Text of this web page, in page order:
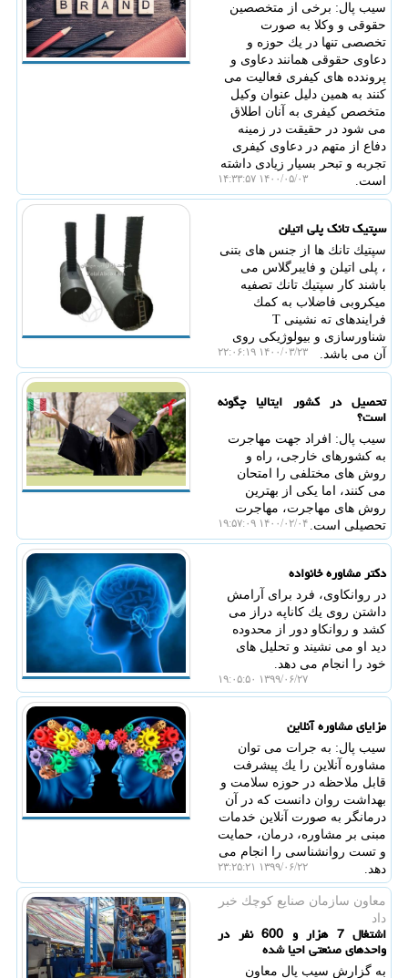
سیب پال: برخی از متخصصین
حقوقی و وكلا به صورت
تخصصی تنها در یك حوزه و
دعاوی حقوقی همانند دعاوی و
پروندده های كیفری فعالیت می
كنند به همین دلیل عنوان وكیل
متخصص كیفری به آنان اطلاق
می شود در حقیقت در زمینه‌
دفاع از متهم در دعاوی كیفری
تجربه و تبحر بسیار زیادی داشته
است.
۱۴۰۰/۰۵/۰۳ ۱۴:۳۳:۵۷
سپتیك تانك پلی اتیلن
سپتیك تانك ها از جنس های بتنی
، پلی اتیلن و فایبرگلاس می
باشند كار سپتیك تانك تصفیه
میكروبی فاضلاب به كمك
فرایندهای ته نشینی T
شناورسازی و بیولوژیكی روی
آن می باشد.
۱۴۰۰/۰۳/۲۳ ۲۲:۰۶:۱۹
تحصیل در كشور ایتالیا چگونه
است؟
سیب پال: افراد جهت مهاجرت
به كشورهای خارجی، راه و
روش های مختلفی را امتحان
می كنند، اما یكی از بهترین
روش های مهاجرت، مهاجرت
تحصیلی است. ۱۴۰۰/۰۲/۰۴ ۱۹:۵۷:۰۹
دكتر مشاوره خانواده
در روانكاوی، فرد برای آرامش
داشتن روی یك كاناپه دراز می
كشد و روانكاو دور از محدوده
دید او می نشیند و تحلیل های
خود را انجام می دهد.
۱۳۹۹/۰۶/۲۷ ۱۹:۰۵:۵۰
مزایای مشاوره آنلاین
سیب پال: به جرات می توان
مشاوره آنلاین را یك پیشرفت
قابل ملاحظه در حوزه سلامت و
بهداشت روان دانست كه در آن
درمانگر به صورت آنلاین خدمات
مبنی بر مشاوره، درمان، حمایت
و تست روانشناسی را انجام می
دهد.
۱۳۹۹/۰۶/۲۲ ۲۳:۲۵:۲۱
معاون سازمان صنایع كوچك خبر
داد
اشتغال 7 هزار و 600 نفر در
واحدهای صنعتی احیا شده
به گزارش سیب پال معاون